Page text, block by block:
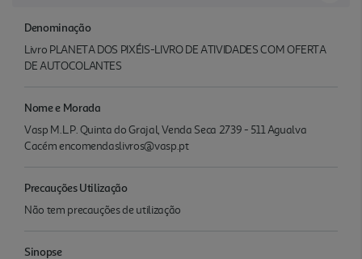
Denominação
Livro PLANETA DOS PIXÉIS-LIVRO DE ATIVIDADES COM OFERTA
DE AUTOCOLANTES
Nome e Morada
Vasp M.L.P. Quinta do Grajal, Venda Seca 2739 - 511 Agualva
Cacém encomendaslivros@vasp.pt
Precauções Utilização
Não tem precauções de utilização
Sinopse